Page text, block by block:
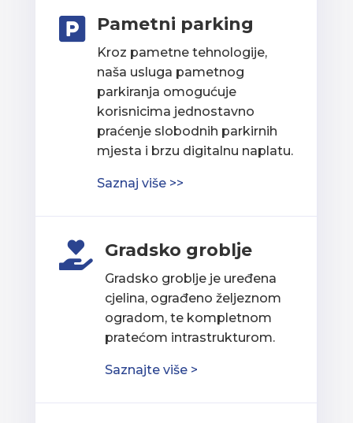
 Pametni parking
Kroz pametne tehnologije,
naša usluga pametnog
parkiranja omogućuje
korisnicima jednostavno
praćenje slobodnih parkirnih
mjesta i brzu digitalnu naplatu.
Saznaj više >>
 Gradsko groblje
Gradsko groblje je uređena
cjelina, ograđeno željeznom
ogradom, te kompletnom
pratećom intrastrukturom.
Saznajte više >